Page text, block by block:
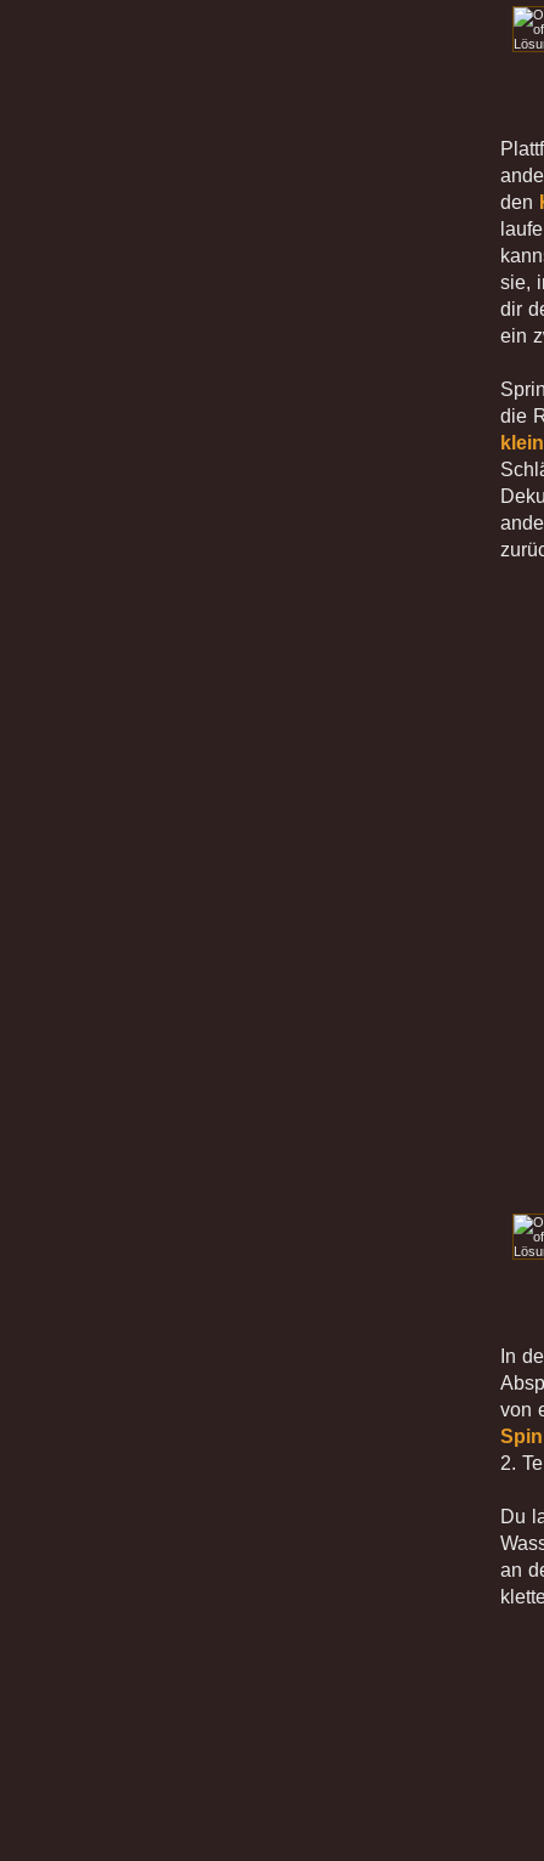
den
sie,
dir
ein
die
In
von
2.
Du
an